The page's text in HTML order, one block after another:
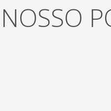
NOSSO